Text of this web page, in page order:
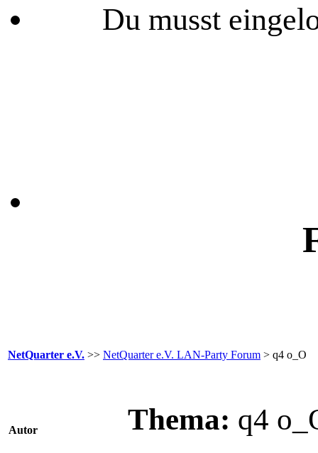
Du musst
NetQuarter e.V. >> NetQuarter e.V. LAN-Party Forum > q4 o_O
Autor Thema: q4